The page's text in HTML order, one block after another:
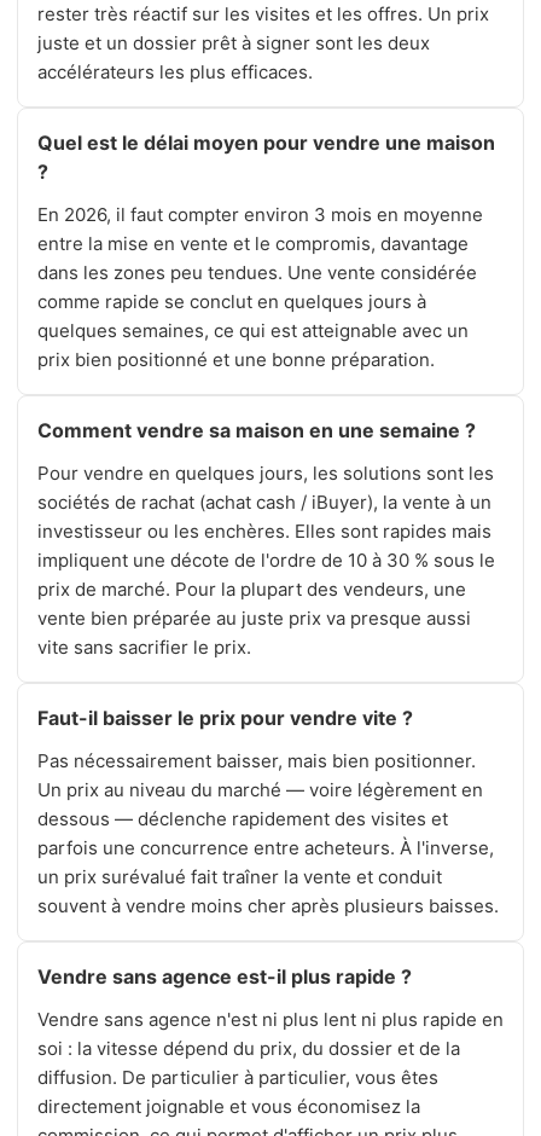
rester très réactif sur les visites et les offres. Un prix
juste et un dossier prêt à signer sont les deux
accélérateurs les plus efficaces.
Quel est le délai moyen pour vendre une maison
?
En 2026, il faut compter environ 3 mois en moyenne
entre la mise en vente et le compromis, davantage
dans les zones peu tendues. Une vente considérée
comme rapide se conclut en quelques jours à
quelques semaines, ce qui est atteignable avec un
prix bien positionné et une bonne préparation.
Comment vendre sa maison en une semaine ?
Pour vendre en quelques jours, les solutions sont les
sociétés de rachat (achat cash / iBuyer), la vente à un
investisseur ou les enchères. Elles sont rapides mais
impliquent une décote de l'ordre de 10 à 30 % sous le
prix de marché. Pour la plupart des vendeurs, une
vente bien préparée au juste prix va presque aussi
vite sans sacrifier le prix.
Faut-il baisser le prix pour vendre vite ?
Pas nécessairement baisser, mais bien positionner.
Un prix au niveau du marché — voire légèrement en
dessous — déclenche rapidement des visites et
parfois une concurrence entre acheteurs. À l'inverse,
un prix surévalué fait traîner la vente et conduit
souvent à vendre moins cher après plusieurs baisses.
Vendre sans agence est-il plus rapide ?
Vendre sans agence n'est ni plus lent ni plus rapide en
soi : la vitesse dépend du prix, du dossier et de la
diffusion. De particulier à particulier, vous êtes
directement joignable et vous économisez la